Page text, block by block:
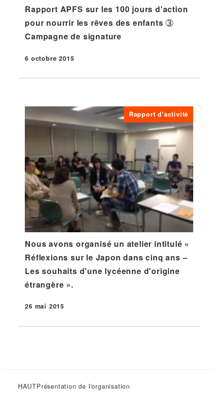
Rapport APFS sur les 100 jours d'action
pour nourrir les rêves des enfants ③
Campagne de signature
Publié
6 octobre 2015
Rapport d'activité
Nous avons organisé un atelier intitulé «
Réflexions sur le Japon dans cinq ans –
Les souhaits d'une lycéenne d'origine
étrangère ».
Publié
26 mai 2015
HAUTPrésentation de l'organisation